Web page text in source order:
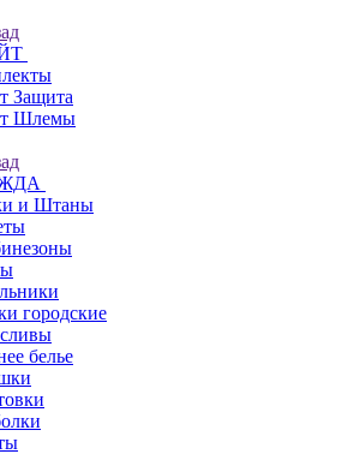
Защита
Шлемы
и Штаны
городские
белье